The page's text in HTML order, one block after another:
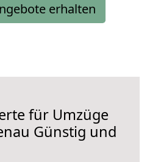
erhalten
für Umzüge
Günstig und